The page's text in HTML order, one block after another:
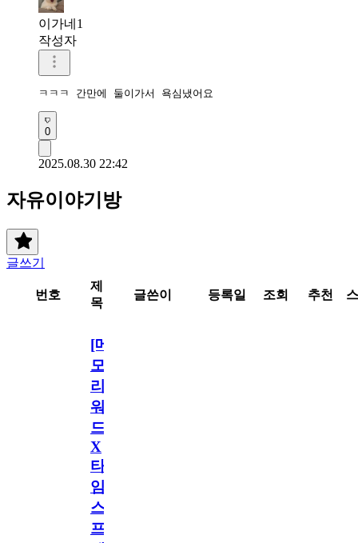
이가네1
작성자
ㅋㅋㅋ 간만에 둘이가서 욕심냈어요
0
2025.08.30 22:42
자유이야기방
글쓰기
번호
제
목
글쓴이 등록일 조회 추천
[메
모
리
워
드
X
타
임
스
프